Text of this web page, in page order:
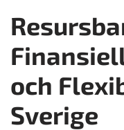
och
Sverige